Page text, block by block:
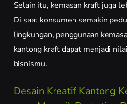
Selain itu, kemasan kraft juga
Di saat konsumen semakin
lingkungan, penggunaan
kantong kraft dapat menjadi
bisnismu.
Desain Kreatif Kantong